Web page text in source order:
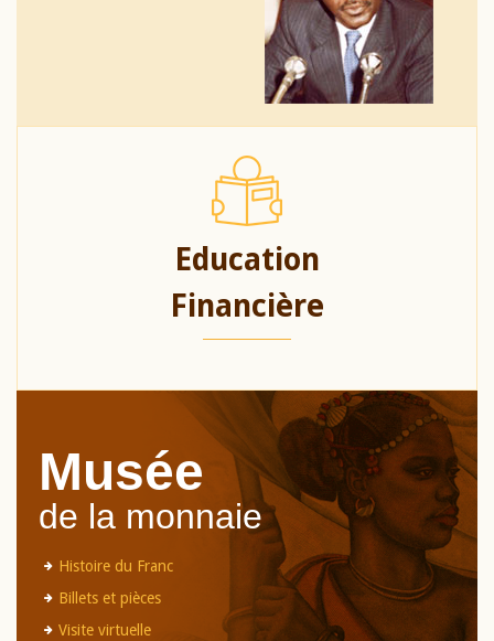
Education
Financière
Musée
de la monnaie
Histoire du Franc
Billets et pièces
Visite virtuelle